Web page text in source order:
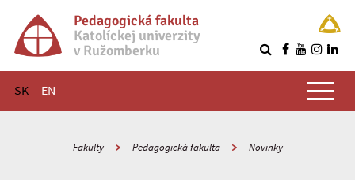
Pedagogická fakulta
Katolíckej univerzity
v Ružomberku
SK EN
Hlavné menu
Fakulty Pedagogická fakulta Novinky